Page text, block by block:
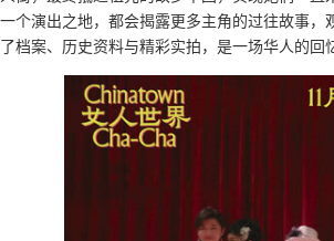
一个演出之地，都会揭露更多主角的过往故事
了档案、历史资料与精彩实拍，是一场华人的